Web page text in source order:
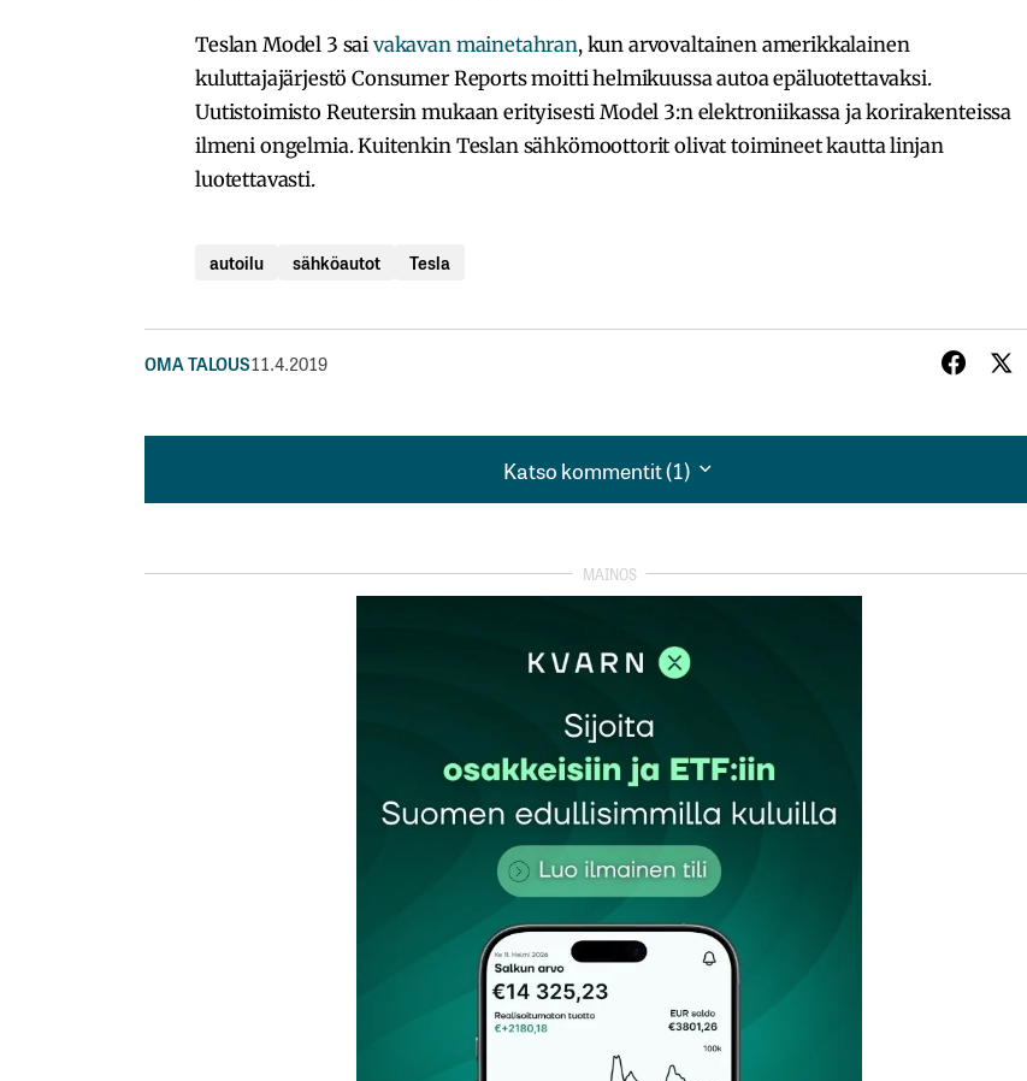
Teslan Model 3 sai vakavan mainetahran, kun arvovaltainen amerikkalainen
kuluttajajärjestö Consumer Reports moitti helmikuussa autoa epäluotettavaksi.
Uutistoimisto Reutersin mukaan erityisesti Model 3:n elektroniikassa ja korirakenteissa
ilmeni ongelmia. Kuitenkin Teslan sähkömoottorit olivat toimineet kautta linjan
luotettavasti.
autoilu sähköautot Tesla
OMA TALOUS11.4.2019
Katso kommentit (1)
Katso kommentit (1)
Yhtälailla Applen kännykän hinta putoaa kolmessa vuodessa 60% kun uutta ja parempaa tulee
kirjautua sisään rekisteröityä
Pakolliset kentät on merkitty